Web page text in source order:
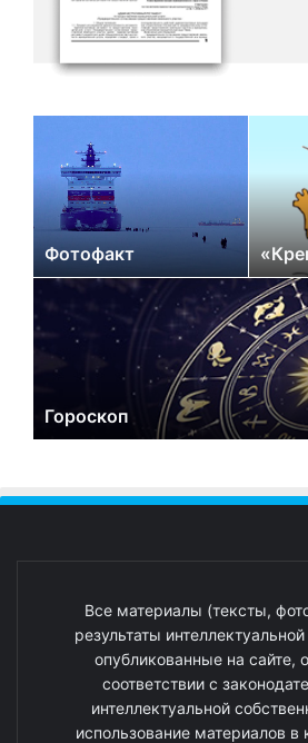
Фотофакт
Гороскоп
Все материалы (тексты,
результаты
опубликованные на сайте,
соответствии с
интеллектуальной
использование материалов